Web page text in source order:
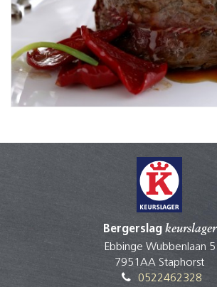
Bergerslagkeurslager
Ebbinge Wubbenlaan 5
7951AA Staphorst
0522462328